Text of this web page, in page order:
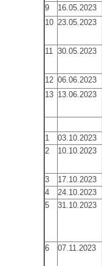
9 16.05.2023
10 23.05.2023
11 30.05.2023
12 06.06.2023
13 13.06.2023
1 03.10.2023
2
10.10.2023
3 17.10.2023
4
24.10.2023
5
31.10.2023
6 07.11.2023